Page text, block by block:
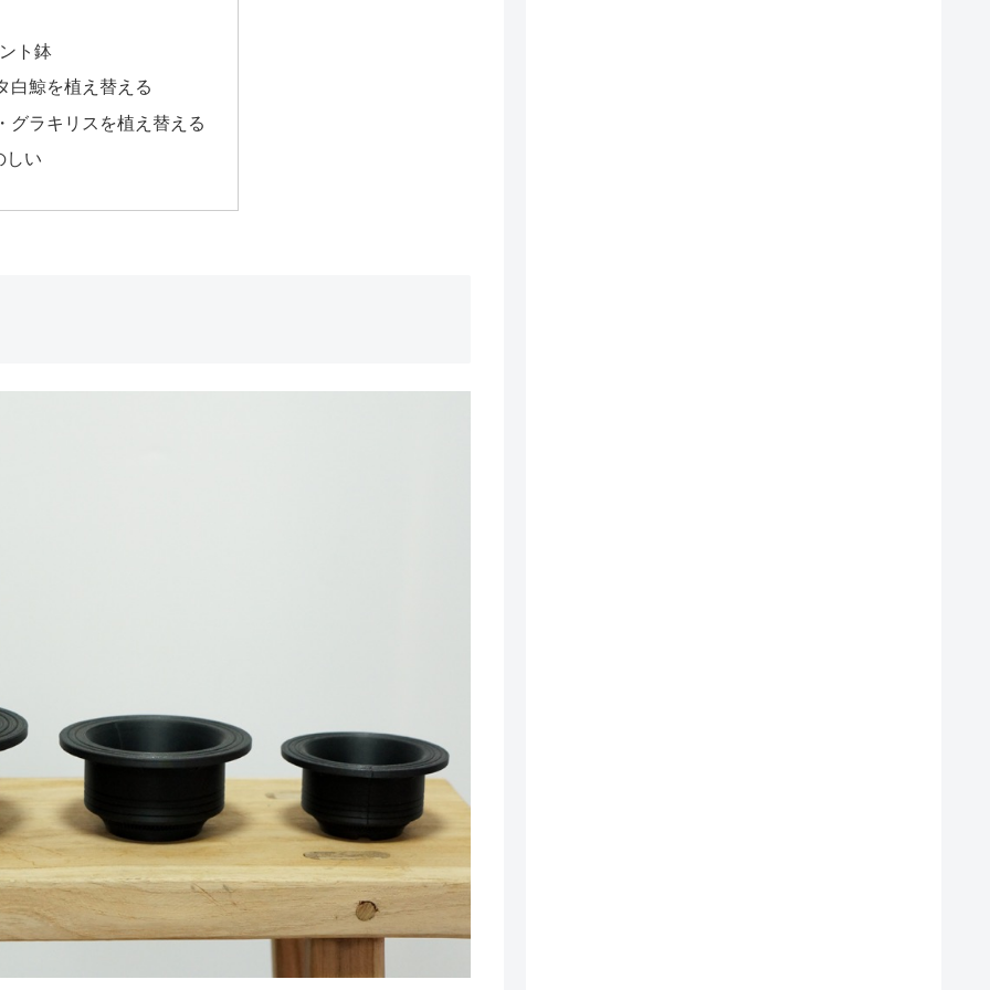
ト鉢
白鯨を植え替える
グラキリスを植え替える
しい